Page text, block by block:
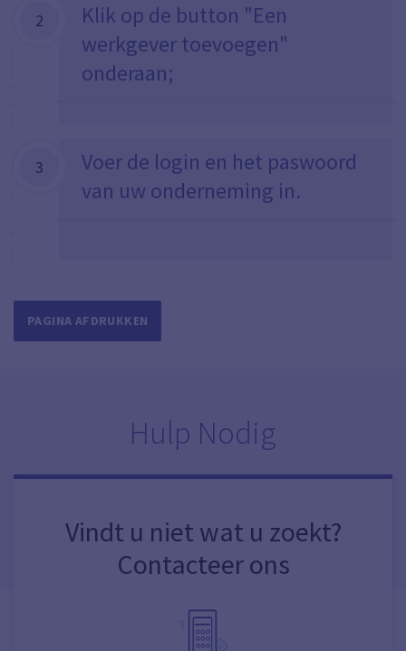
2
Klik op de button "Een
werkgever toevoegen"
onderaan;
3
Voer de login en het paswoord
van uw onderneming in.
PAGINA AFDRUKKEN
Hulp Nodig
Vindt u niet wat u zoekt?
Contacteer ons